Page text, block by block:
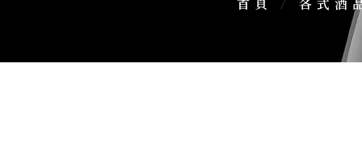
首頁 / 各式酒